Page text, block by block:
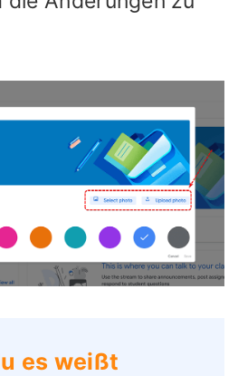
es weißt